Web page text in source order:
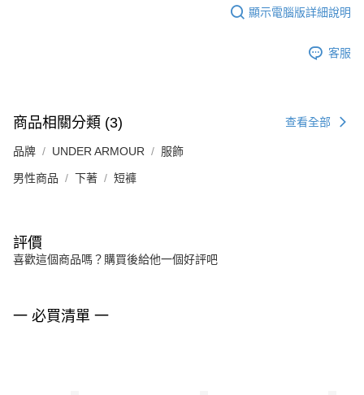
顯示電腦版詳細說明
客服
商品相關分類 (3) 查看全部
品牌 UNDER ARMOUR 服飾
男性商品 下著 短褲
評價
喜歡這個商品嗎？購買後給他一個好評吧
一 必買清單 一